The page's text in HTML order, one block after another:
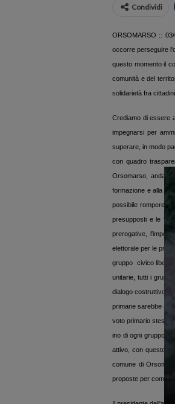
Condividi
ORSOMARSO ::
occorre perseguire
questo momento il
comunità e del
solidarietà fra
Crediamo di essere
impegnarsi per
superare, in modo
con quadro
Orsomarso,
formazione e alla
possibile rompere
presupposti e le
prerogative,
elettorale per le
gruppo civico libero
unitarie, tutti i
dialogo costruttivo e
primarie sarebbe
voto primario stesso.
ino di ogni gruppo
attivo, con questo
comune di
proposte per